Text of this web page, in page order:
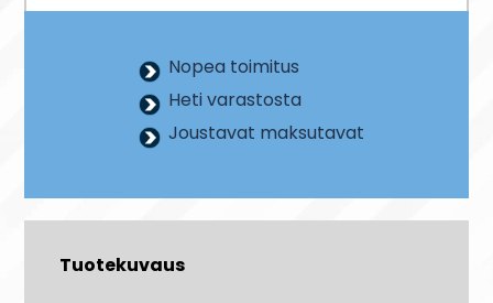
Nopea toimitus
Heti varastosta
Joustavat maksutavat
Tuotekuvaus